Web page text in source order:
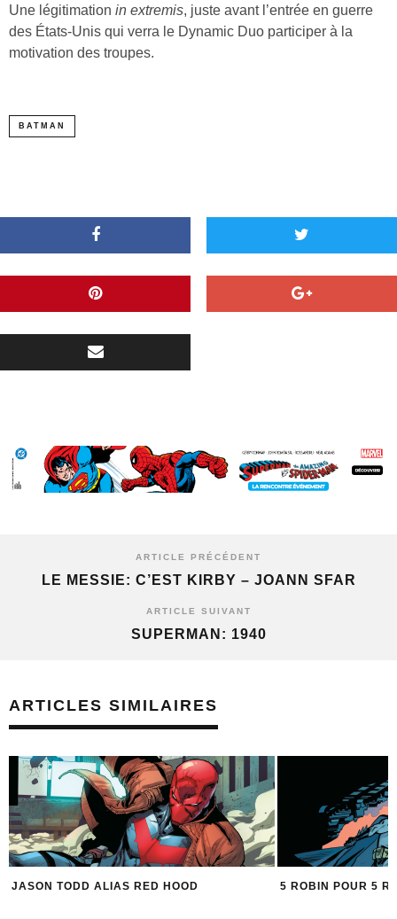
Une légitimation in extremis, juste avant l’entrée en guerre
des États-Unis qui verra le Dynamic Duo participer à la
motivation des troupes.
BATMAN
ARTICLE PRÉCÉDENT
LE MESSIE: C’EST KIRBY – JOANN SFAR
ARTICLE SUIVANT
SUPERMAN: 1940
ARTICLES SIMILAIRES
JASON TODD ALIAS RED HOOD 5 ROBIN POUR 5